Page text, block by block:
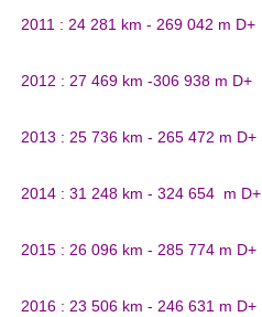
2011 : 24 281 km - 269 042 m D+
2012 : 27 469 km -306 938 m D+
2013 : 25 736 km - 265 472 m D+
2014 : 31 248 km - 324 654 m D+
2015 : 26 096 km - 285 774 m D+
2016 : 23 506 km - 246 631 m D+